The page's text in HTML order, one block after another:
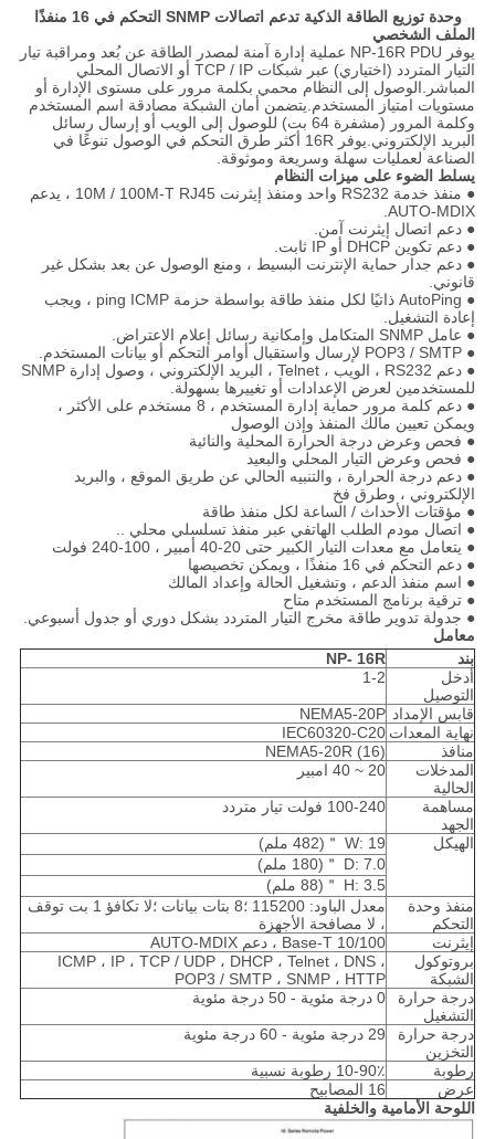
وحدة توزيع الطاقة الذكية تدعم اتصالات SNMP التحكم في 16 منفذًا
الملف الشخصي
يوفر NP-16R PDU عملية إدارة آمنة لمصدر الطاقة عن بُعد ومراقبة تيار
التيار المتردد (اختياري) عبر شبكات TCP / IP أو الاتصال المحلي
المباشر.الوصول إلى النظام محمي بكلمة مرور على مستوى الإدارة أو
مستويات امتياز المستخدم.يتضمن أمان الشبكة مصادقة اسم المستخدم
وكلمة المرور (مشفرة 64 بت) للوصول إلى الويب أو إرسال رسائل
البريد الإلكتروني.يوفر 16R أكثر طرق التحكم في الوصول تنوعًا في
الصناعة لعمليات سهلة وسريعة وموثوقة.
يسلط الضوء على ميزات النظام
● منفذ خدمة RS232 واحد ومنفذ إيثرنت 10M / 100M-T RJ45 ، يدعم
AUTO-MDIX.
● دعم اتصال إيثرنت آمن.
● دعم تكوين DHCP أو IP ثابت.
● دعم جدار حماية الإنترنت البسيط ، ومنع الوصول عن بعد بشكل غير
قانوني.
● AutoPing ذاتيًا لكل منفذ طاقة بواسطة حزمة ping ICMP ، ويجب
إعادة التشغيل.
● عامل SNMP المتكامل وإمكانية رسائل إعلام الاعتراض.
● POP3 / SMTP لإرسال واستقبال أوامر التحكم أو بيانات المستخدم.
● دعم RS232 ، الويب ، Telnet ، البريد الإلكتروني ، وصول إدارة SNMP
للمستخدمين لعرض الإعدادات أو تغييرها بسهولة.
● دعم كلمة مرور حماية إدارة المستخدم ، 8 مستخدم على الأكثر ،
ويمكن تعيين مالك المنفذ وإذن الوصول
● فحص وعرض درجة الحرارة المحلية والنائية
● فحص وعرض التيار المحلي والبعيد
● دعم درجة الحرارة ، والتنبيه الحالي عن طريق الموقع ، والبريد
الإلكتروني ، وطرق فخ
● مؤقتات الأحداث / الساعة لكل منفذ طاقة
● اتصال مودم الطلب الهاتفي عبر منفذ تسلسلي محلي ..
● يتعامل مع معدات التيار الكبير حتى 20-40 أمبير ، 100-240 فولت
● دعم التحكم في 16 منفذًا ، ويمكن تخصيصها
● اسم منفذ الدعم ، وتشغيل الحالة وإعداد المالك
● ترقية برنامج المستخدم متاح
● جدولة تدوير طاقة مخرج التيار المتردد بشكل دوري أو جدول أسبوعي.
معامل
بند
NP- 16R
أدخل
التوصيل
1-2
قابس الإمداد NEMA5-20P
نهاية المعدات IEC60320-C20
منافذ
(16) NEMA5-20R
المدخلات
الحالية
20 ~ 40 امبير
مساهمة
الجهد
100-240 فولت تيار متردد
الهيكل
W: 19 ＂(482 ملم)
D: 7.0 ＂(180 ملم)
H: 3.5 ＂(88 ملم)
منفذ وحدة
التحكم
معدل الباود: 115200 ؛8 بتات بيانات ؛لا تكافؤ 1 بت توقف
، لا مصافحة الأجهزة
إيثرنت
10/100 Base-T ، دعم AUTO-MDIX
بروتوكول
الشبكة
ICMP ، IP ، TCP / UDP ، DHCP ، Telnet ، DNS ،
POP3 / SMTP ، SNMP ، HTTP
درجة حرارة
التشغيل
0 درجة مئوية - 50 درجة مئوية
درجة حرارة
التخزين
29 درجة مئوية - 60 درجة مئوية
رطوبة
10-90٪ رطوبة نسبية
عرض
16 المصابيح
اللوحة الأمامية والخلفية